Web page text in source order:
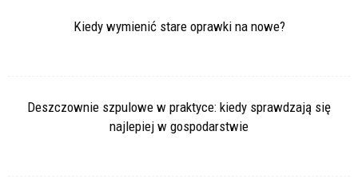
Kiedy wymienić stare oprawki na nowe?
Deszczownie szpulowe w praktyce: kiedy sprawdzają się
najlepiej w gospodarstwie